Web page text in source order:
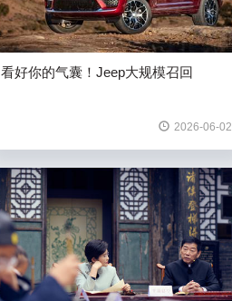
看好你的气囊！Jeep大规模召回
2026-06-02